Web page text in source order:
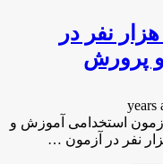
بررسی صلاحیت عمومی ۸ هزار نفر در
پرورش
۸ هزار نفر در آزمون استخدامی آموزش و